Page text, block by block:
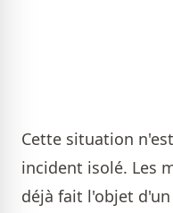
Cette situation
incident isolé. Les
déjà fait l'objet